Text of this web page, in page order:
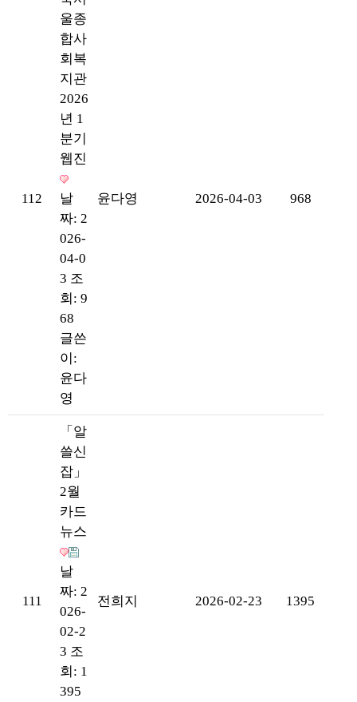
112
울종
합사
회복
지관
2026
년 1
분기
웹진
날
짜: 2
026-
04-0
3 조
회: 9
68
글쓴
이:
윤다
영
윤다영 2026-04-03 968
111
「알
쓸신
잡」
2월
카드
뉴스
날
짜: 2
026-
02-2
3 조
회: 1
395
전희지 2026-02-23 1395